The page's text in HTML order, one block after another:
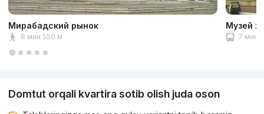
Мирабадский рынок
8 мин 550 м
Музей
7 мин
Domtut orqali kvartira sotib olish juda oson